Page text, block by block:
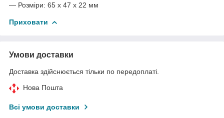
― Розміри: 65 х 47 x 22 мм
Приховати
Умови доставки
Доставка здійснюється тільки по передоплаті.
Нова Пошта
Всі умови доставки